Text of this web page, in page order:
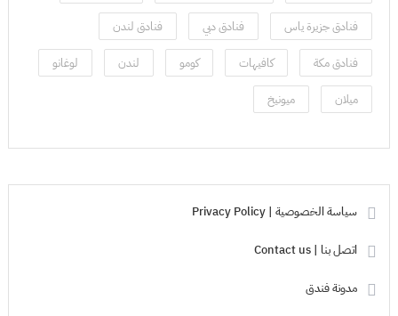
فنادق جزيرة ياس فنادق دبي فنادق لندن
فنادق مكة كافيهات كومو لندن لوغانو
ميلان ميونيخ
سياسة الخصوصية | Privacy Policy
اتصل بنا | Contact us
مدونة فندق